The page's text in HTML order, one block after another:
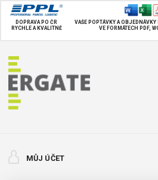
DOPRAVA PO ČR
RYCHLE A KVALITNĚ
VAŠE POPTÁVKY A OBJEDNÁVKY
VE FORMÁTECH PDF,
MŮJ ÚČET